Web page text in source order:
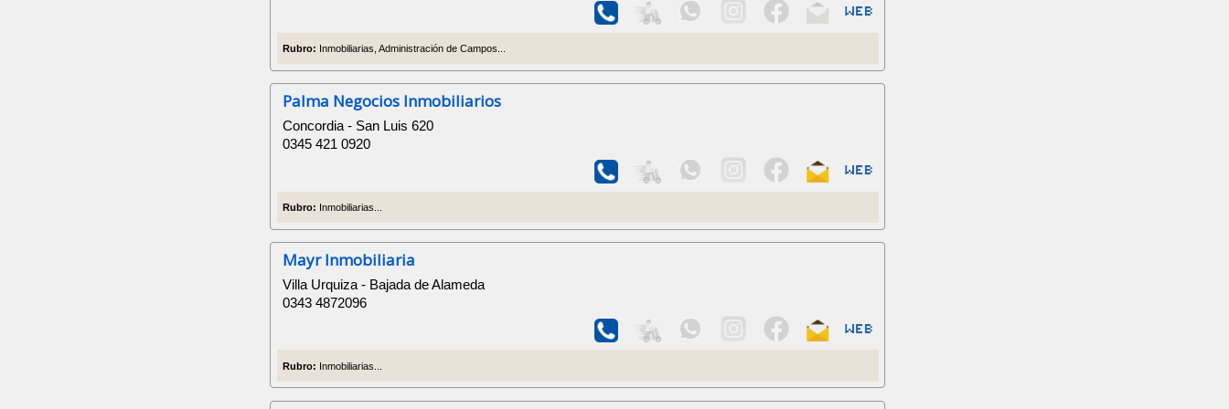
Rubro: Inmobiliarias, Administración de Campos...
Palma Negocios Inmobiliarios
Concordia - San Luis 620
0345 421 0920
Rubro: Inmobiliarias...
Mayr Inmobiliaria
Villa Urquiza - Bajada de Alameda
0343 4872096
Rubro: Inmobiliarias...